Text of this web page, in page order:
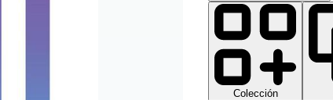
Colección